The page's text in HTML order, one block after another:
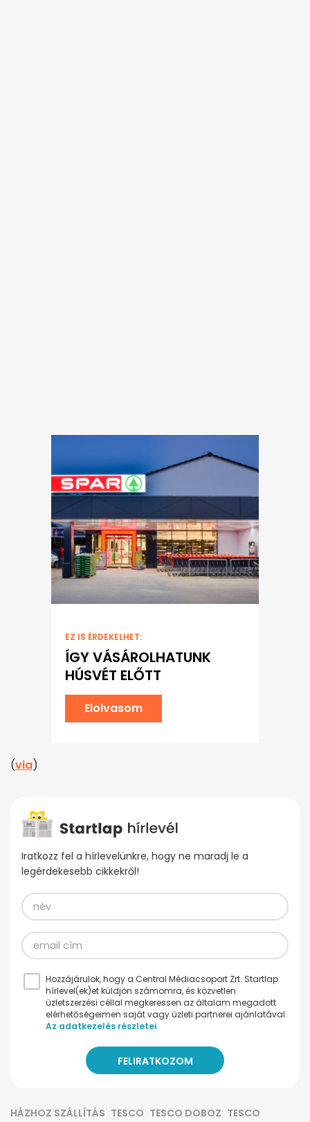
EZ IS ÉRDEKELHET:
ÍGY VÁSÁROLHATUNK
HÚSVÉT ELŐTT
Elolvasom
(via)
Iratkozz fel a hírlevelünkre, hogy ne maradj le a
legérdekesebb cikkekről!
Hozzájárulok, hogy a Central Médiacsoport Zrt. Startlap
hírlevel(ek)et küldjön számomra, és közvetlen
üzletszerzési céllal megkeressen az általam megadott
elérhetőségeimen saját vagy üzleti partnerei ajánlatával.
Az adatkezelés részletei
HÁZHOZ SZÁLLÍTÁS TESCO TESCO DOBOZ TESCO